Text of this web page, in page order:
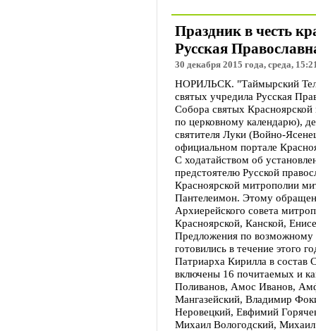
Праздник в честь
Русская
30 декабря 2015 года, среда,
НОРИЛЬСК. "Таймырский
святых учредила Русская
Собора святых
по церковному календарю),
святителя Луки (Войно-
официальном портале
С ходатайством об
предстоятелю Русской
Красноярской митрополии
Пантелеимон. Этому
Архиерейского совета
Красноярской, Канской,
Предложения по возможному
готовились в течение этого
Патриарха Кирилла в состав
включены 16 почитаемых и
Поливанов, Амос Иванов,
Мангазейский, Владимир
Неровецкий, Евфимий
Михаил Вологодский,